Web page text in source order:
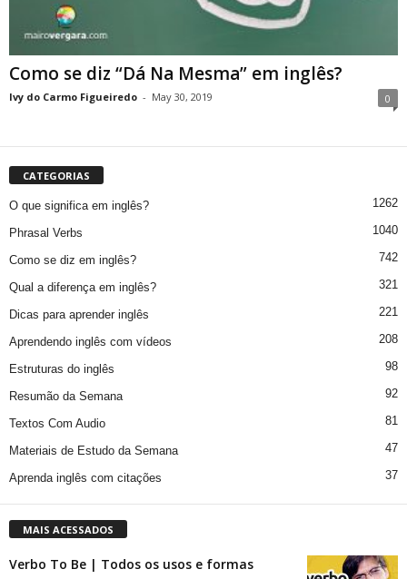
Como se diz “Dá Na Mesma” em inglês?
Ivy do Carmo Figueiredo - May 30, 2019 0
CATEGORIAS
O que significa em inglês? 1262
Phrasal Verbs 1040
Como se diz em inglês? 742
Qual a diferença em inglês? 321
Dicas para aprender inglês 221
Aprendendo inglês com vídeos 208
Estruturas do inglês 98
Resumão da Semana 92
Textos Com Audio 81
Materiais de Estudo da Semana 47
Aprenda inglês com citações 37
MAIS ACESSADOS
Verbo To Be | Todos os usos e formas